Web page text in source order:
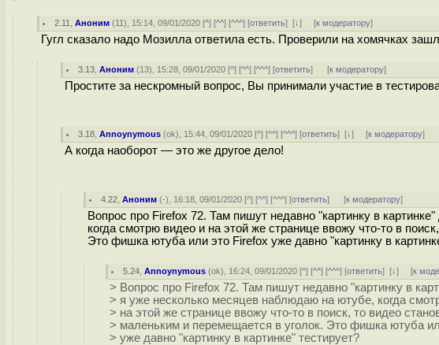
2.11 ,Аноним (11), 15:14, 09/01/2020 [^] [^^] [^^^] [ответить][↓] [к модератору]
Гугл сказало надо Мозилла ответила есть. Проверили на хомячках
3.13 ,Аноним (13), 15:28, 09/01/2020 [^] [^^] [^^^] [ответить] [к модератору]
Простите за нескромный вопрос, Вы принимали участие в
3.18 ,Annoynymous (ok), 15:44, 09/01/2020 [^] [^^] [^^^] [ответить][↓] [к модератору]
А когда наоборот — это же другое дело!
4.22 ,Аноним (-), 16:18, 09/01/2020 [^] [^^] [^^^] [ответить] [к модератору]
Вопрос про Firefox 72. Там пишут недавно "картинку в
когда смотрю видео и на этой же странице ввожу что-то в
Это фишка ютуба или это Firefox уже давно "картинку в
5.24 ,Annoynymous (ok), 16:24, 09/01/2020 [^] [^^] [^^^] [ответить][↓] [к
> Вопрос про Firefox 72. Там пишут недавно "картинку в
> я уже несколько месяцев наблюдаю на ютубе, когда
> на этой же странице ввожу что-то в поиск, то видео
> маленьким и перемещается в уголок. Это фишка ютуба
> уже давно "картинку в картинке" тестирует?